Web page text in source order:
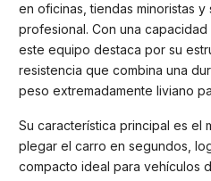
en oficinas, tiendas minoristas
profesional. Con una
este equipo destaca por su
resistencia que combina una
peso extremadamente liviano
Su característica principal es el
plegar el carro en segundos,
compacto ideal para vehículos